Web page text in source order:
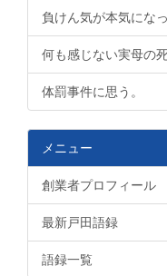
負けん気が本気にな
何も感じない実母の
体罰事件に思う。
メニュー
創業者プロフィール
最新戸田語録
語録一覧